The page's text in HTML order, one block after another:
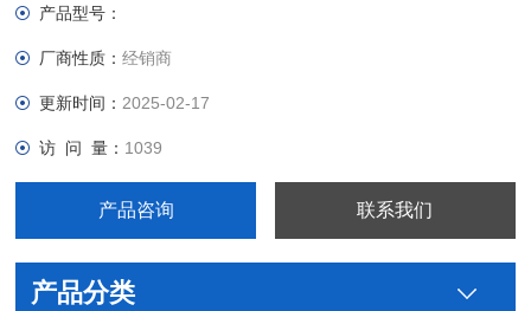
产品型号：
厂商性质：经销商
更新时间： 2025-02-17
访 问 量： 1039
产品咨询 联系我们
产品分类